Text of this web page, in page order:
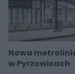
Nowa
w Pyrzowicach